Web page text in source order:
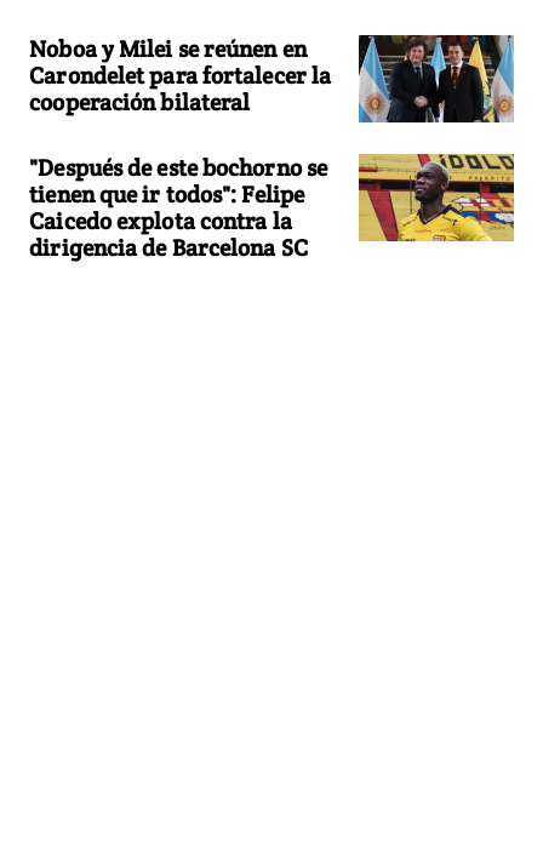
Noboa y Milei se reúnen en
Carondelet para fortalecer la
cooperación bilateral
"Después de este bochorno se
tienen que ir todos": Felipe
Caicedo explota contra la
dirigencia de Barcelona SC